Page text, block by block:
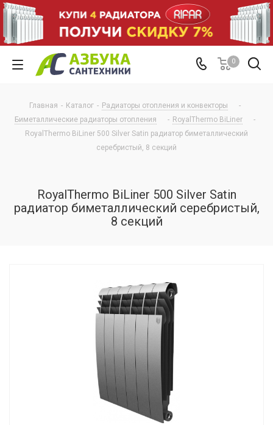
0
Главная - Каталог - Радиаторы отопления и конвекторы
-
Биметаллические радиаторы отопления
- RoyalThermo BiLiner
-
RoyalThermo BiLiner 500 Silver Satin радиатор биметаллический
серебристый, 8 секций
RoyalThermo BiLiner 500 Silver Satin
радиатор биметаллический серебристый,
8 секций